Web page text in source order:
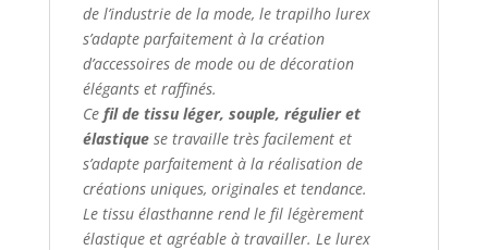
de l’industrie de la mode, le trapilho lurex
s’adapte parfaitement à la création
d’accessoires de mode ou de décoration
élégants et raffinés.
Ce fil de tissu léger, souple, régulier et
élastiquese travaille très facilement et
s’adapte parfaitement à la réalisation de
créations uniques, originales et tendance.
Le tissu élasthanne rend le fil légèrement
élastique et agréable à travailler. Le lurex